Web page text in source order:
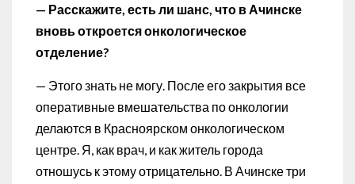
— Расскажите, есть ли шанс, что в Ачинске
вновь откроется онкологическое
отделение?
— Этого знать не могу. После его закрытия все
оперативные вмешательства по онкологии
делаются в Красноярском онкологическом
центре. Я, как врач, и как житель города
отношусь к этому отрицательно. В Ачинске три